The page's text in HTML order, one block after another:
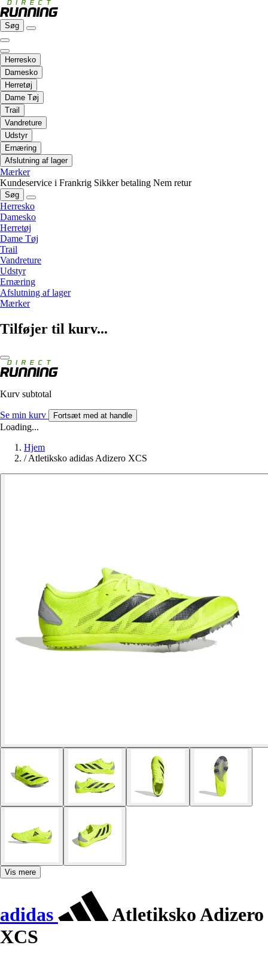
Søg
Herresko
Damesko
Herretøj
Dame Tøj
Trail
Vandreture
Udstyr
Ernæring
Afslutning af lager
Mærker
Kundeservice i Frankrig Sikker betaling Nem retur
Søg
Herresko
Damesko
Herretøj
Dame Tøj
Trail
Vandreture
Udstyr
Ernæring
Afslutning af lager
Mærker
Tilføjer til kurv...
Kurv subtotal
Se min kurv Fortsæt med at handle
Loading...
Hjem
/ Atletiksko adidas Adizero XCS
Vis mere
adidas
Atletiksko Adizero
XCS